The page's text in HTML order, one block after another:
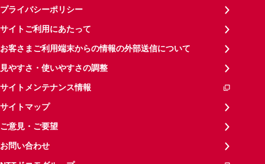
プライバシーポリシー
サイトご利用にあたって
お客さまご利用端末からの情報の外部送信について
見やすさ・使いやすさの調整
サイトメンテナンス情報
サイトマップ
ご意見・ご要望
お問い合わせ